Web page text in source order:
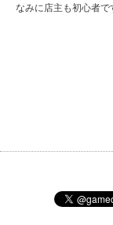
なみに店主も初心者で